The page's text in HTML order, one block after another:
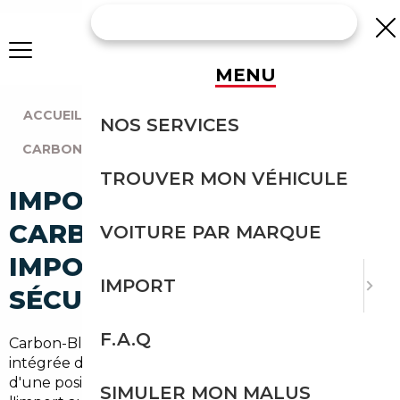
ACCUEIL AGENCE BORDEAUX
CARBON-BLANC (33560)
IMPORT VOITURE À
CARBON-BLANC :
IMPORTEZ EN TOUTE
SÉCURITÉ
Carbon-Blanc, commune de près de
intégrée dans la métropole bordelaise, bénéficie
d'une position particulièrement stratégique pour
MENU
NOS SERVICES
TROUVER MON VÉHICULE
VOITURE PAR MARQUE
IMPORT
F.A.Q
SIMULER MON MALUS